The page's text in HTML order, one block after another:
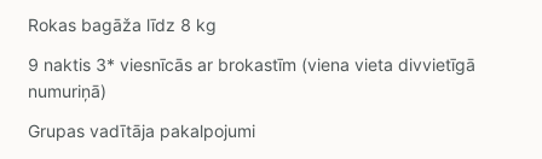
Rokas bagāža līdz 8 kg
9 naktis 3* viesnīcās ar brokastīm (viena vieta divvietīgā
numuriņā)
Grupas vadītāja pakalpojumi